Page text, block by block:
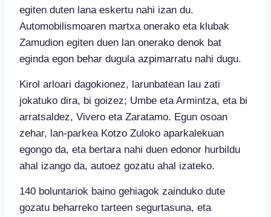
egiten duten lana eskertu nahi izan du.
Automobilismoaren martxa onerako eta klubak
Zamudion egiten duen lan onerako denok bat
eginda egon behar dugula azpimarratu nahi dugu.
Kirol arloari dagokionez, larunbatean lau zati
jokatuko dira, bi goizez; Umbe eta Armintza, eta bi
arratsaldez, Vivero eta Zaratamo. Egun osoan
zehar, lan-parkea Kotzo Zuloko aparkalekuan
egongo da, eta bertara nahi duen edonor hurbildu
ahal izango da, autoez gozatu ahal izateko.
140 boluntariok baino gehiagok zainduko dute
gozatu beharreko tarteen segurtasuna, eta